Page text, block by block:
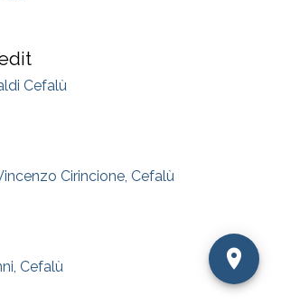
Cefalù
Cirincione, Cefalù
Cefalù